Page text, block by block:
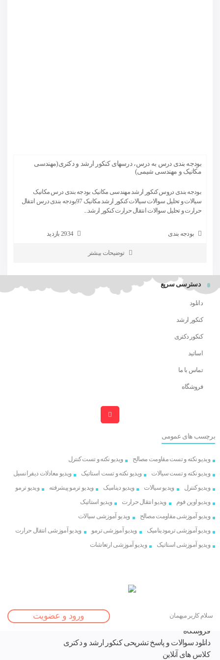
بودجه بندی درس به درس، درسهای کنکور ارشد و دکتری(مهندسی
مکانیک و مهندسی شیمی)
بودجه بندی دروس کنکور ارشد مهندسی مکانیک بودجه بندی درس مکانیک
سیالات و تحلیل سوالات سیالات کنکور ارشد مکانیک 97بودجه بندی درس انتقال
حرارت و تحلیل سوالات انتقال حرارت کنکور ارشد...
بودجه بندی 2934 بازدید
توضیحات بیشتر
دسترسی سریع
دانلود
کنکور ارشد
کنکور دکتری
اساتید
تماس با ما
فروشگاه
برچسب های عمومی
ویدیو نکته و تست مقاومت مصالح
ویدیو نکته و تست کنترل
ویدیو نکته و تست سیالات
ویدیو نکته و تست استاتیک
ویدیو معادلات دیفرانسیل
ویدیو کنترل
ویدیو سیالات ویدیو دینامیک ویدیو ترمو پیشرفته
ویدیو ترمو
ویدیو اوپن فوم
ویدیو انتقال حرارت
ویدیو استاتیک
ویدیو آموزشی مقاومت مصالح
ویدیو آموزشی سیالات
ویدیو آموزشی ترمودینامیک
ویدیو آموزشی ترمو
ویدیو آموزشی انتقال حرارت
ویدیو آموزشی استاتیک
ویدیو آموزشی ارتعاشات
سلام کاربر میهمان ورود و عضویت
نوشته ها
فروشگاه
دانلود سوالات و پاسخ تشریحی کنکور ارشد و دکتری
کلاس های آنلاین